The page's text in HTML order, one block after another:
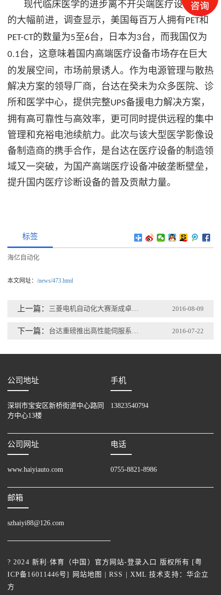
现代临床医学的进步离不开尖端医疗设备技术
的大幅前进，调查显示，美国每百万人拥有PET和
PET-CT的数量为5至6台，日本为3台，而我国仅为
0.1台，这意味着国内高端医疗设备市场存在巨大
的发展空间，市场前景诱人。作为电源管理与散热
解决方案的领导厂商，台达在癸未为众多医院、诊
所和医学中心，提供完整UPS备援电力解决方案，
拥有高可靠性与高效率，更可同时提供远程的集中
管理和充裕电池续航力。此次与该大型医学影像设
备制造商的携手合作，是台达在医疗设备的制造领
域又一突破，为国产高端医疗设备冲破垄断壁垒，
提升国内医疗诊断设备的普及贡献力量。
标签
海亿自动化
本文网址： /news/473.html
上一篇： 三菱电机自动化大赛渐成卓越工程师输出平台 2016-08-09
下一篇： 台达重磅推出高性能伺服系统ASDA-A3系列 2016-07-22
公司地址
深圳市宝安区新桥街道中心路同
方中心13楼
手机
13823540794
公司网址
www.haiyiauto.com
电话
0755-8821-8986
邮箱
szhaiyi88@126.com
? 2024 新利·体育（中国）官方网站-登录入口 版权所有 [粤
ICP备16011446号] 网站地图 |RSS XML 技术支持： 华企立
方